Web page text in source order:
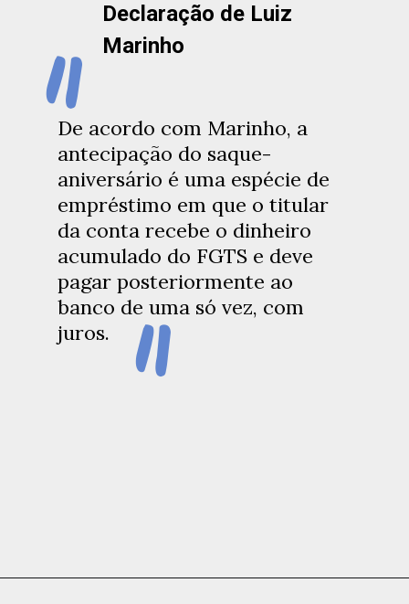
"
"
De acordo com Marinho, a
antecipação do saque-
aniversário é uma espécie de
empréstimo em que o titular
da conta recebe o dinheiro
acumulado do FGTS e deve
pagar posteriormente ao
banco de uma só vez, com
juros.
Declaração de Luiz
Marinho